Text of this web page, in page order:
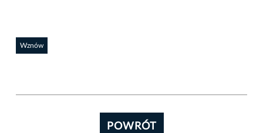
Wznów
POWRÓT